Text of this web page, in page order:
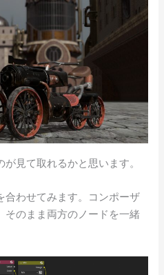
見て取れるかと思います。
合わせてみます。コンポーザ
そのまま両方のノードを一緒